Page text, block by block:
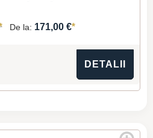
De la: 171,00 €*
DETALII